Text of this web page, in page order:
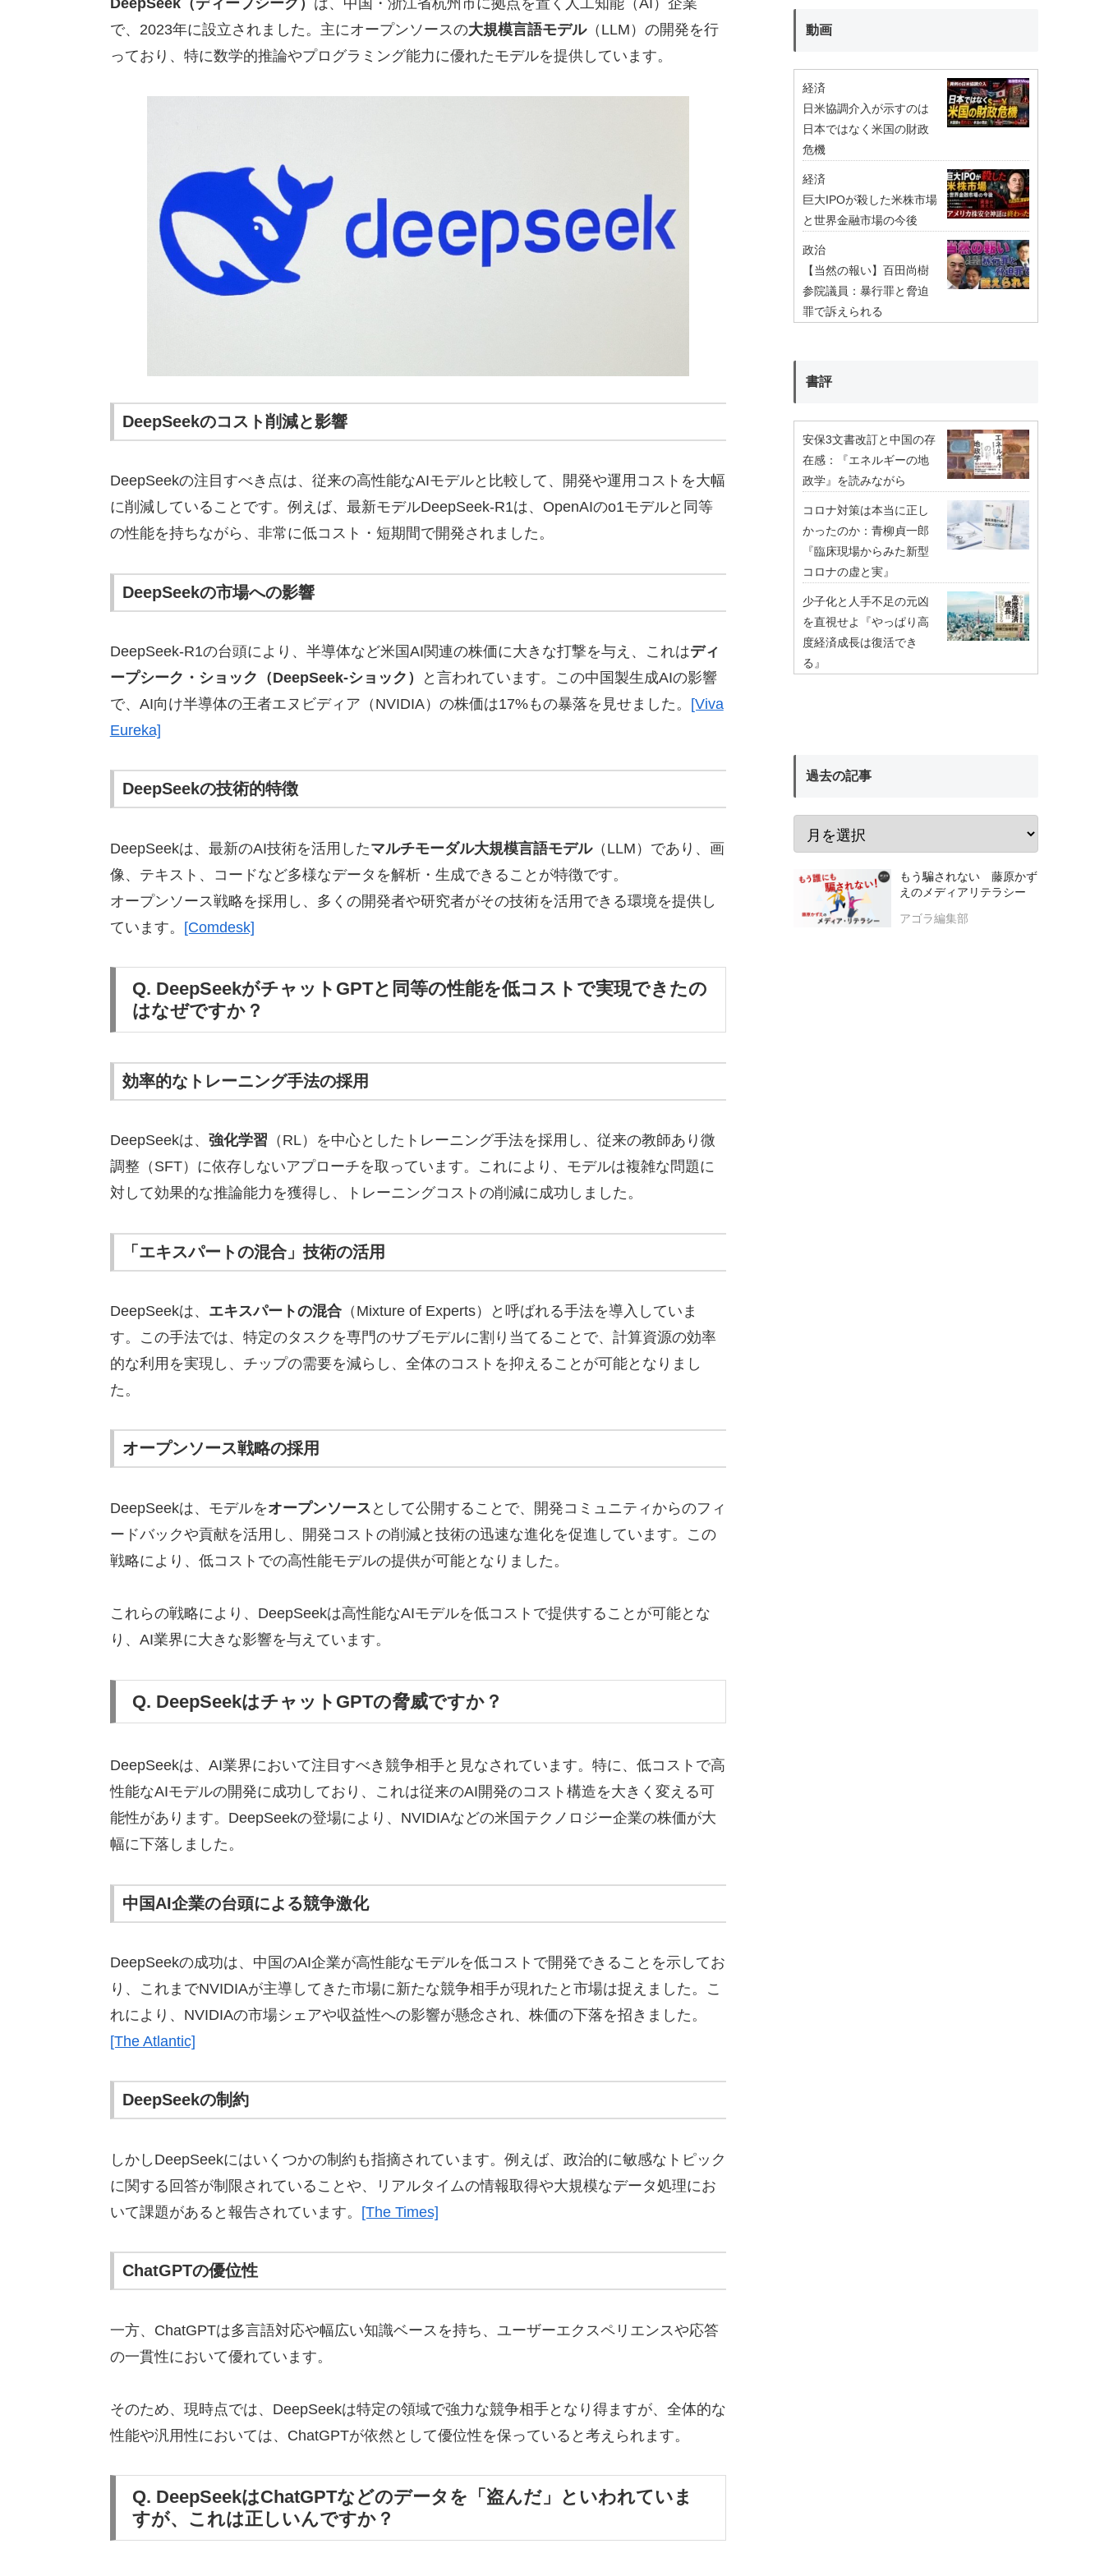
DeepSeek（ディープシーク） は、中国・浙江省杭州市に拠点を置く人工知能（AI）企業
で、2023年に設立されました。主にオープンソースの大規模言語モデル（LLM）の開発を行
っており、特に数学的推論やプログラミング能力に優れたモデルを提供しています。
DeepSeekのコスト削減と影響
DeepSeekの注目すべき点は、従来の高性能なAIモデルと比較して、開発や運用コストを大幅
に削減していることです。例えば、最新モデルDeepSeek-R1は、OpenAIのo1モデルと同等
の性能を持ちながら、非常に低コスト・短期間で開発されました。
DeepSeekの市場への影響
DeepSeek-R1の台頭により、半導体など米国AI関連の株価に大きな打撃を与え、これはディ
ープシーク・ショック（DeepSeek-ショック）
と言われています。この中国製生成AIの影響
で、AI向け半導体の王者エヌビディア（NVIDIA）の株価は17%もの暴落を見せました。
[Viva
Eureka]
DeepSeekの技術的特徴
DeepSeekは、最新のAI技術を活用したマルチモーダル大規模言語モデル（LLM）であり、画
像、テキスト、コードなど多様なデータを解析・生成できることが特徴です。
オープンソース戦略を採用し、多くの開発者や研究者がその技術を活用できる環境を提供し
ています。 [Comdesk]
Q. DeepSeekがチャットGPTと同等の性能を低コストで実現できたの
はなぜですか？
効率的なトレーニング手法の採用
DeepSeekは、 強化学習 （RL）を中心としたトレーニング手法を採用し、従来の教師あり微
調整（SFT）に依存しないアプローチを取っています。これにより、モデルは複雑な問題に
対して効果的な推論能力を獲得し、トレーニングコストの削減に成功しました。
「エキスパートの混合」技術の活用
DeepSeekは、 エキスパートの混合（Mixture of Experts）と呼ばれる手法を導入していま
す。この手法では、特定のタスクを専門のサブモデルに割り当てることで、計算資源の効率
的な利用を実現し、チップの需要を減らし、全体のコストを抑えることが可能となりまし
た。
オープンソース戦略の採用
DeepSeekは、モデルをオープンソース として公開することで、開発コミュニティからのフィ
ードバックや貢献を活用し、開発コストの削減と技術の迅速な進化を促進しています。この
戦略により、低コストでの高性能モデルの提供が可能となりました。
これらの戦略により、DeepSeekは高性能なAIモデルを低コストで提供することが可能とな
り、AI業界に大きな影響を与えています。
Q. DeepSeekはチャットGPTの脅威ですか？
DeepSeekは、AI業界において注目すべき競争相手と見なされています。特に、低コストで高
性能なAIモデルの開発に成功しており、これは従来のAI開発のコスト構造を大きく変える可
能性があります。DeepSeekの登場により、NVIDIAなどの米国テクノロジー企業の株価が大
幅に下落しました。
中国AI企業の台頭による競争激化
DeepSeekの成功は、中国のAI企業が高性能なモデルを低コストで開発できることを示してお
り、これまでNVIDIAが主導してきた市場に新たな競争相手が現れたと市場は捉えました。こ
れにより、NVIDIAの市場シェアや収益性への影響が懸念され、株価の下落を招きました。
[The Atlantic]
DeepSeekの制約
しかしDeepSeekにはいくつかの制約も指摘されています。例えば、政治的に敏感なトピック
に関する回答が制限されていることや、リアルタイムの情報取得や大規模なデータ処理にお
いて課題があると報告されています。 [The Times]
ChatGPTの優位性
一方、ChatGPTは多言語対応や幅広い知識ベースを持ち、ユーザーエクスペリエンスや応答
の一貫性において優れています。
そのため、現時点では、DeepSeekは特定の領域で強力な競争相手となり得ますが、全体的な
性能や汎用性においては、ChatGPTが依然として優位性を保っていると考えられます。
Q. DeepSeekはChatGPTなどのデータを「盗んだ」といわれていま
すが、これは正しいんですか？
動画
経済
日米協調介入が示すのは
日本ではなく米国の財政
危機
経済
巨大IPOが殺した米株市場
と世界金融市場の今後
政治
【当然の報い】百田尚樹
参院議員：暴行罪と脅迫
罪で訴えられる
書評
安保3文書改訂と中国の存
在感：『エネルギーの地
政学』を読みながら
コロナ対策は本当に正し
かったのか：青柳貞一郎
『臨床現場からみた新型
コロナの虚と実』
少子化と人手不足の元凶
を直視せよ『やっぱり高
度経済成長は復活でき
る』
過去の記事
もう騙されない 藤原かず
えのメディアリテラシー
アゴラ編集部